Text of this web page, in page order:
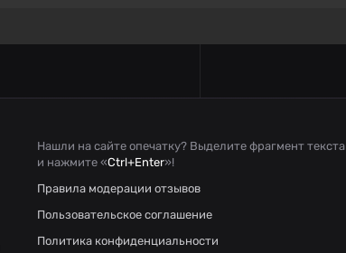
Нашли на сайте опечатку? Выделите фрагмент текста
и нажмите «Ctrl+Enter»!
Правила модерации отзывов
Пользовательское соглашение
Политика конфиденциальности